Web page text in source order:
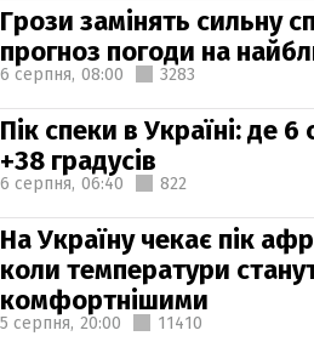
Грози замінять сильну
прогноз погоди на
6 серпня, 08:00 3283
Пік спеки в Україні: де
+38 градусів
6 серпня, 06:40 822
На Україну чекає пік
коли температури
комфортнішими
5 серпня, 20:00 11410